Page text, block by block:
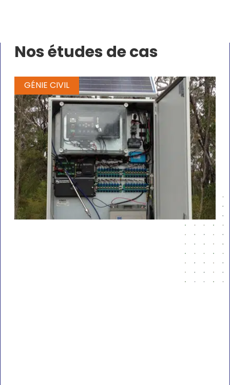
Nos études de cas
GÉNIE CIVIL